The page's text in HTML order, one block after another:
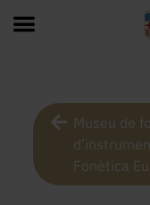
Museu de
Fonètica